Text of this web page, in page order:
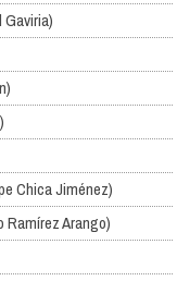
Chica Jiménez)
Ramírez Arango)